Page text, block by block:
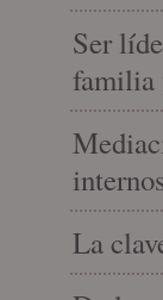
Ser
familia
La